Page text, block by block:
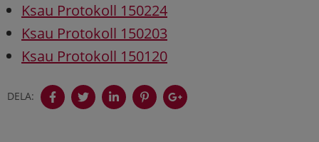
Ksau Protokoll 150224
Ksau Protokoll 150203
Ksau Protokoll 150120
DELA: